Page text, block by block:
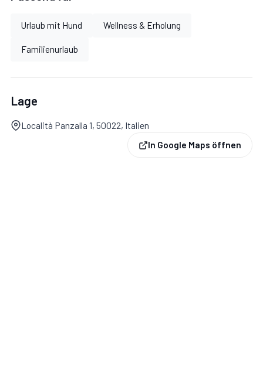
Urlaub mit Hund Wellness & Erholung
Familienurlaub
Lage
Località Panzalla 1, 50022, Italien
In Google Maps öffnen